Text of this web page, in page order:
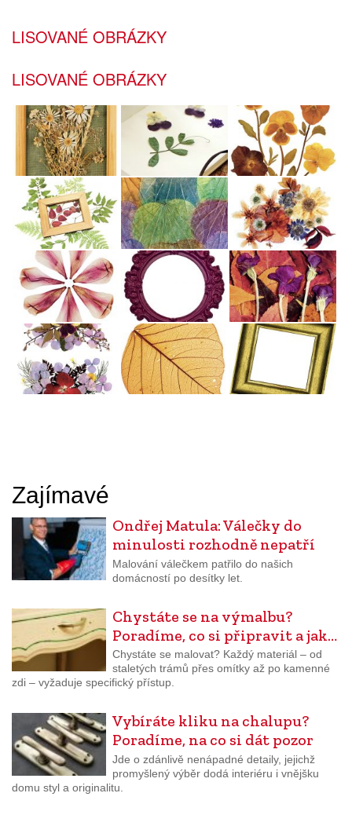
LISOVANÉ OBRÁZKY
LISOVANÉ OBRÁZKY
Zajímavé
Ondřej Matula: Válečky do
minulosti rozhodně nepatří
Malování válečkem patřilo do našich
domácností po desítky let.
Chystáte se na výmalbu?
Poradíme, co si připravit a jak…
Chystáte se malovat? Každý materiál – od
staletých trámů přes omítky až po kamenné
zdi – vyžaduje specifický přístup.
Vybíráte kliku na chalupu?
Poradíme, na co si dát pozor
Jde o zdánlivě nenápadné detaily, jejichž
promyšlený výběr dodá interiéru i vnějšku
domu styl a originalitu.